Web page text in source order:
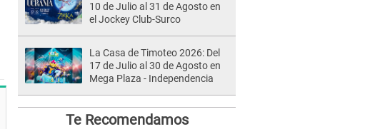
10 de Julio al 31 de Agosto en
el Jockey Club-Surco
La Casa de Timoteo 2026: Del
17 de Julio al 30 de Agosto en
Mega Plaza - Independencia
Te Recomendamos